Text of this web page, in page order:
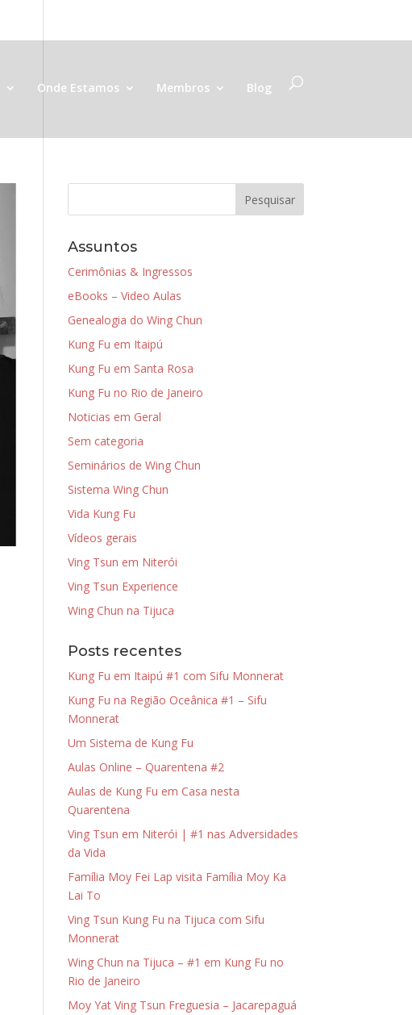
Onde Estamos Membros Blog
Assuntos
Cerimônias & Ingressos
eBooks – Video Aulas
Genealogia do Wing Chun
Kung Fu em Itaipú
Kung Fu em Santa Rosa
Kung Fu no Rio de Janeiro
Noticias em Geral
Sem categoria
Seminários de Wing Chun
Sistema Wing Chun
Vida Kung Fu
Vídeos gerais
Ving Tsun em Niterói
Ving Tsun Experience
Wing Chun na Tijuca
Posts recentes
Kung Fu em Itaipú #1 com Sifu Monnerat
Kung Fu na Região Oceânica #1 – Sifu
Monnerat
Um Sistema de Kung Fu
Aulas Online – Quarentena #2
Aulas de Kung Fu em Casa nesta
Quarentena
Ving Tsun em Niterói | #1 nas Adversidades
da Vida
Família Moy Fei Lap visita Família Moy Ka
Lai To
Ving Tsun Kung Fu na Tijuca com Sifu
Monnerat
Wing Chun na Tijuca – #1 em Kung Fu no
Rio de Janeiro
Moy Yat Ving Tsun Freguesia – Jacarepaguá